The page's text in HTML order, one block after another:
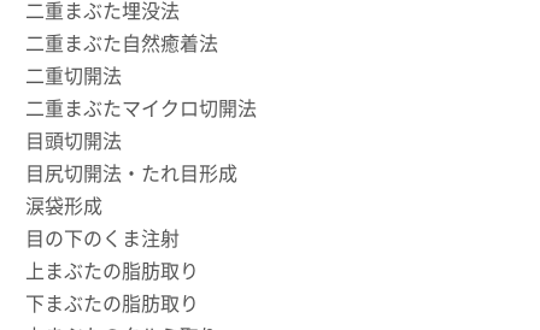
二重まぶた埋没法
二重まぶた自然癒着法
二重切開法
二重まぶたマイクロ切開法
目頭切開法
目尻切開法・たれ目形成
涙袋形成
目の下のくま注射
上まぶたの脂肪取り
下まぶたの脂肪取り